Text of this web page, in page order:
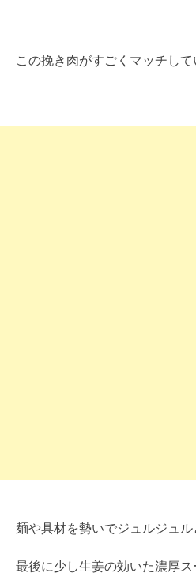
この挽き肉がすごくマッチして
麺や具材を勢いでジュルジュル
最後に少し生姜の効いた濃厚ス